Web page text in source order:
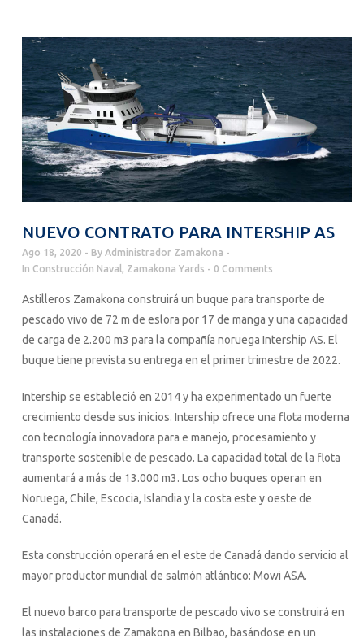
NUEVO CONTRATO PARA INTERSHIP AS
Ago 18, 2020 By Administrador Zamakona
In Construcción Naval, Zamakona Yards 0 Comments
Astilleros Zamakona construirá un buque para transporte de
pescado vivo de 72 m de eslora por 17 de manga y una capacidad
de carga de 2.200 m3 para la compañía noruega Intership AS. El
buque tiene prevista su entrega en el primer trimestre de 2022.
Intership se estableció en 2014 y ha experimentado un fuerte
crecimiento desde sus inicios. Intership ofrece una flota moderna
con tecnología innovadora para e manejo, procesamiento y
transporte sostenible de pescado. La capacidad total de la flota
aumentará a más de 13.000 m3. Los ocho buques operan en
Noruega, Chile, Escocia, Islandia y la costa este y oeste de
Canadá.
Esta construcción operará en el este de Canadá dando servicio al
mayor productor mundial de salmón atlántico: Mowi ASA.
El nuevo barco para transporte de pescado vivo se construirá en
las instalaciones de Zamakona en Bilbao, basándose en un